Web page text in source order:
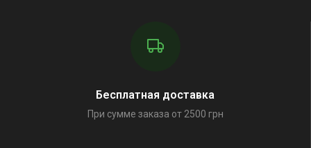
Бесплатная доставка
При сумме заказа от 2500 грн